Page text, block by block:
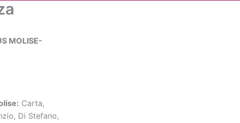
MOLISE-
Carta,
Di Stefano,